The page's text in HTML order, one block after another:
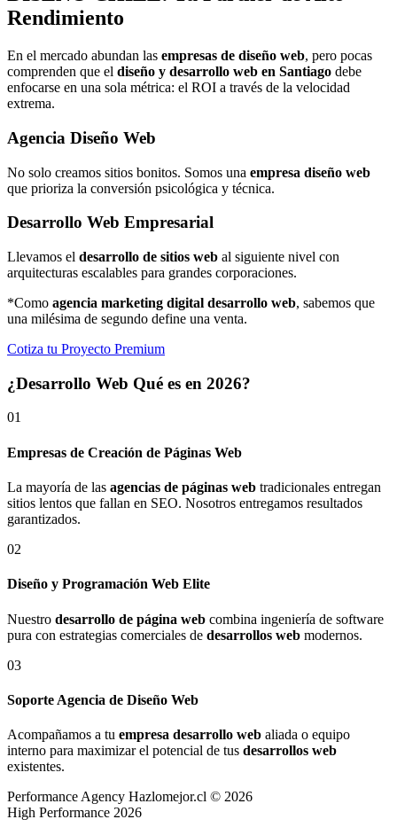
Rendimiento
En el mercado abundan las empresas de diseño web, pero pocas
comprenden que el diseño y desarrollo web en Santiago debe
enfocarse en una sola métrica: el ROI a través de la velocidad
extrema.
Agencia Diseño Web
No solo creamos sitios bonitos. Somos una empresa diseño web
que prioriza la conversión psicológica y técnica.
Desarrollo Web Empresarial
Llevamos el desarrollo de sitios web al siguiente nivel con
arquitecturas escalables para grandes corporaciones.
*Como agencia marketing digital desarrollo web, sabemos que
una milésima de segundo define una venta.
Cotiza tu Proyecto Premium
¿Desarrollo Web Qué es en 2026?
01
Empresas de Creación de Páginas Web
La mayoría de las agencias de páginas web tradicionales entregan
sitios lentos que fallan en SEO. Nosotros entregamos resultados
garantizados.
02
Diseño y Programación Web Elite
Nuestro desarrollo de página web combina ingeniería de software
pura con estrategias comerciales de desarrollos web modernos.
03
Soporte Agencia de Diseño Web
Acompañamos a tu empresa desarrollo web aliada o equipo
interno para maximizar el potencial de tus desarrollos web
existentes.
Performance Agency Hazlomejor.cl © 2026
High Performance 2026